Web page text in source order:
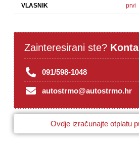
VLASNIK prvi
Zainteresirani ste?
091/598-1048
autostrmo@autostrmo.hr
Ovdje izračunajte otplatu